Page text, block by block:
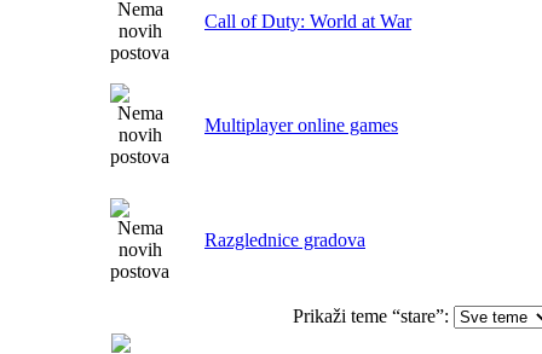
Call of Duty: World at War
Multiplayer online games
Razglednice gradova
Prikaži teme “stare”: